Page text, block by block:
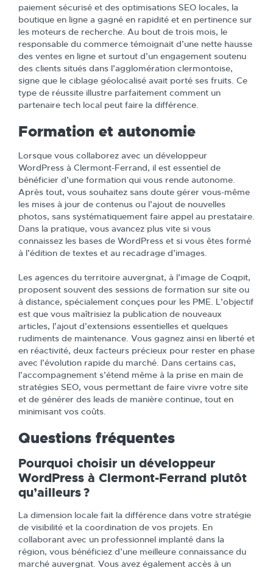
paiement sécurisé et des optimisations SEO locales, la
boutique en ligne a gagné en rapidité et en pertinence sur
les moteurs de recherche. Au bout de trois mois, le
responsable du commerce témoignait d’une nette hausse
des ventes en ligne et surtout d’un engagement soutenu
des clients situés dans l’agglomération clermontoise,
signe que le ciblage géolocalisé avait porté ses fruits. Ce
type de réussite illustre parfaitement comment un
partenaire tech local peut faire la différence.
Formation et autonomie
Lorsque vous collaborez avec un développeur
WordPress à Clermont-Ferrand, il est essentiel de
bénéficier d’une formation qui vous rende autonome.
Après tout, vous souhaitez sans doute gérer vous-même
les mises à jour de contenus ou l’ajout de nouvelles
photos, sans systématiquement faire appel au prestataire.
Dans la pratique, vous avancez plus vite si vous
connaissez les bases de WordPress et si vous êtes formé
à l’édition de textes et au recadrage d’images.
Les agences du territoire auvergnat, à l’image de Coqpit,
proposent souvent des sessions de formation sur site ou
à distance, spécialement conçues pour les PME. L’objectif
est que vous maîtrisiez la publication de nouveaux
articles, l’ajout d’extensions essentielles et quelques
rudiments de maintenance. Vous gagnez ainsi en liberté et
en réactivité, deux facteurs précieux pour rester en phase
avec l’évolution rapide du marché. Dans certains cas,
l’accompagnement s’étend même à la prise en main de
stratégies SEO, vous permettant de faire vivre votre site
et de générer des leads de manière continue, tout en
minimisant vos coûts.
Questions fréquentes
Pourquoi choisir un développeur
WordPress à Clermont-Ferrand plutôt
qu’ailleurs ?
La dimension locale fait la différence dans votre stratégie
de visibilité et la coordination de vos projets. En
collaborant avec un professionnel implanté dans la
région, vous bénéficiez d’une meilleure connaissance du
marché auvergnat. Vous avez également accès à un